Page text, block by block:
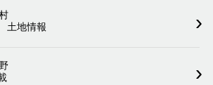
土地情報
›
›